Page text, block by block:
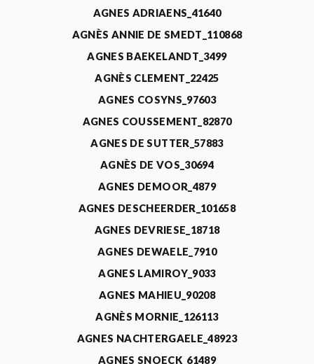
AGNES ADRIAENS_41640
AGNÈS ANNIE DE SMEDT_110868
AGNES BAEKELANDT_3499
AGNÈS CLEMENT_22425
AGNES COSYNS_97603
AGNES COUSSEMENT_82870
AGNES DE SUTTER_57883
AGNÈS DE VOS_30694
AGNES DEMOOR_4879
AGNES DESCHEERDER_101658
AGNES DEVRIESE_18718
AGNES DEWAELE_7910
AGNES LAMIROY_9033
AGNES MAHIEU_90208
AGNÈS MORNIE_126113
AGNES NACHTERGAELE_48923
AGNES SNOECK_61489